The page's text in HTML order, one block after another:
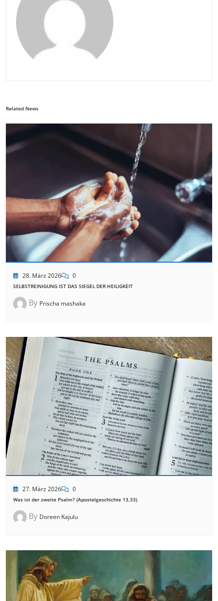
Related News
28. März 2026 0
SELBSTREINIGUNG IST DAS SIEGEL DER HEILIGKEIT
By Prischa mashaka
27. März 2026 0
Was ist der zweite Psalm? (Apostelgeschichte 13,33)
By Doreen Kajulu